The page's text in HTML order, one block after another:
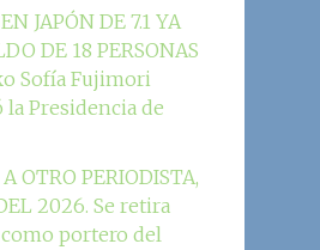
JAPÓN DE 7.1 YA
DE 18 PERSONAS
Sofía Fujimori
Presidencia de
OTRO PERIODISTA,
2026. Se retira
portero del